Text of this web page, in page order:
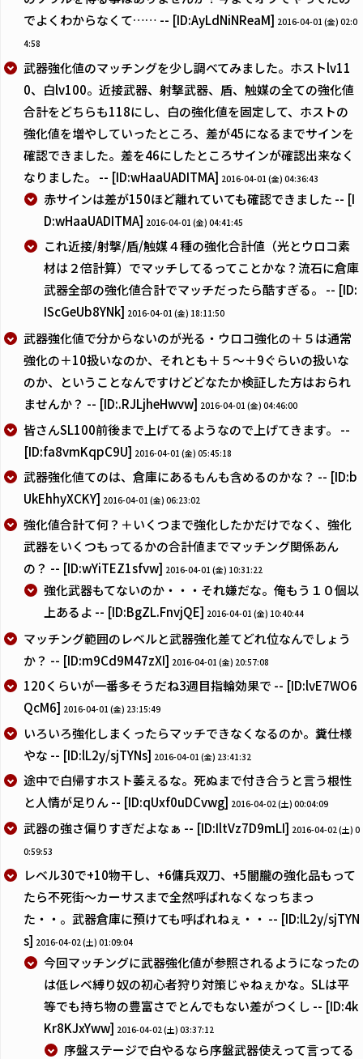
でよくわからなくて…… -- [ID:AyLdNiNReaM] 2016-04-01 (金) 02:0
4:58
武器強化値のマッチングを少し調べてみました。ホストlv11
0、白lv100。近接武器、射撃武器、盾、触媒の全ての強化値
合計をどちらも118にし、白の強化値を固定して、ホストの
強化値を増やしていったところ、差が45になるまでサインを
確認できました。差を46にしたところサインが確認出来なく
なりました。 -- [ID:wHaaUADITMA] 2016-04-01 (金) 04:36:43
赤サインは差が150ほど離れていても確認できました -- [I
D:wHaaUADITMA] 2016-04-01 (金) 04:41:45
これ近接/射撃/盾/触媒４種の強化合計値（光とウロコ素
材は２倍計算）でマッチしてるってことかな？流石に倉庫
武器全部の強化値合計でマッチだったら酷すぎる。 -- [ID:
IScGeUb8YNk] 2016-04-01 (金) 18:11:50
武器強化値で分からないのが光る・ウロコ強化の＋５は通常
強化の＋10扱いなのか、それとも＋５～＋9ぐらいの扱いな
のか、ということなんですけどどなたか検証した方はおられ
ませんか？ -- [ID:.RJLjheHwvw] 2016-04-01 (金) 04:46:00
皆さんSL100前後まで上げてるようなので上げてきます。 --
[ID:fa8vmKqpC9U] 2016-04-01 (金) 05:45:18
武器強化値てのは、倉庫にあるもんも含めるのかな？ -- [ID:b
UkEhhyXCKY] 2016-04-01 (金) 06:23:02
強化値合計て何？＋いくつまで強化したかだけでなく、強化
武器をいくつもってるかの合計値までマッチング関係あん
の？ -- [ID:wYiTEZ1sfvw] 2016-04-01 (金) 10:31:22
強化武器もてないのか・・・それ嫌だな。俺もう１０個以
上あるよ -- [ID:BgZL.FnvjQE] 2016-04-01 (金) 10:40:44
マッチング範囲のレベルと武器強化差てどれ位なんでしょう
か？ -- [ID:m9Cd9M47zXI] 2016-04-01 (金) 20:57:08
120くらいが一番多そうだね3週目指輪効果で -- [ID:lvE7WO6
QcM6] 2016-04-01 (金) 23:15:49
いろいろ強化しまくったらマッチできなくなるのか。糞仕様
やな -- [ID:lL2y/sjTYNs] 2016-04-01 (金) 23:41:32
途中で白帰すホスト萎えるな。死ぬまで付き合うと言う根性
と人情が足りん -- [ID:qUxf0uDCvwg] 2016-04-02 (土) 00:04:09
武器の強さ偏りすぎだよなぁ -- [ID:IltVz7D9mLI] 2016-04-02 (土) 0
0:59:53
レベル30で+10物干し、+6傭兵双刀、+5闇朧の強化品もって
たら不死街～カーサスまで全然呼ばれなくなっちまっ
た・・。武器倉庫に預けても呼ばれねぇ・・ -- [ID:lL2y/sjTYN
s] 2016-04-02 (土) 01:09:04
今回マッチングに武器強化値が参照されるようになったの
は低レベ縛り奴の初心者狩り対策じゃねぇかな。SLは平
等でも持ち物の豊富さでとんでもない差がつくし -- [ID:4k
Kr8KJxYww] 2016-04-02 (土) 03:37:12
序盤ステージで白やるなら序盤武器使えって言ってる